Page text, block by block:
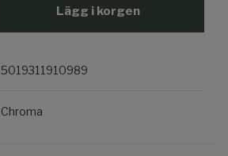
Lägg i korgen
5019311910989
Chroma